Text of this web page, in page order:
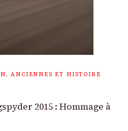
ANCIENNES ET HISTOIRE
2015 : Hommage à